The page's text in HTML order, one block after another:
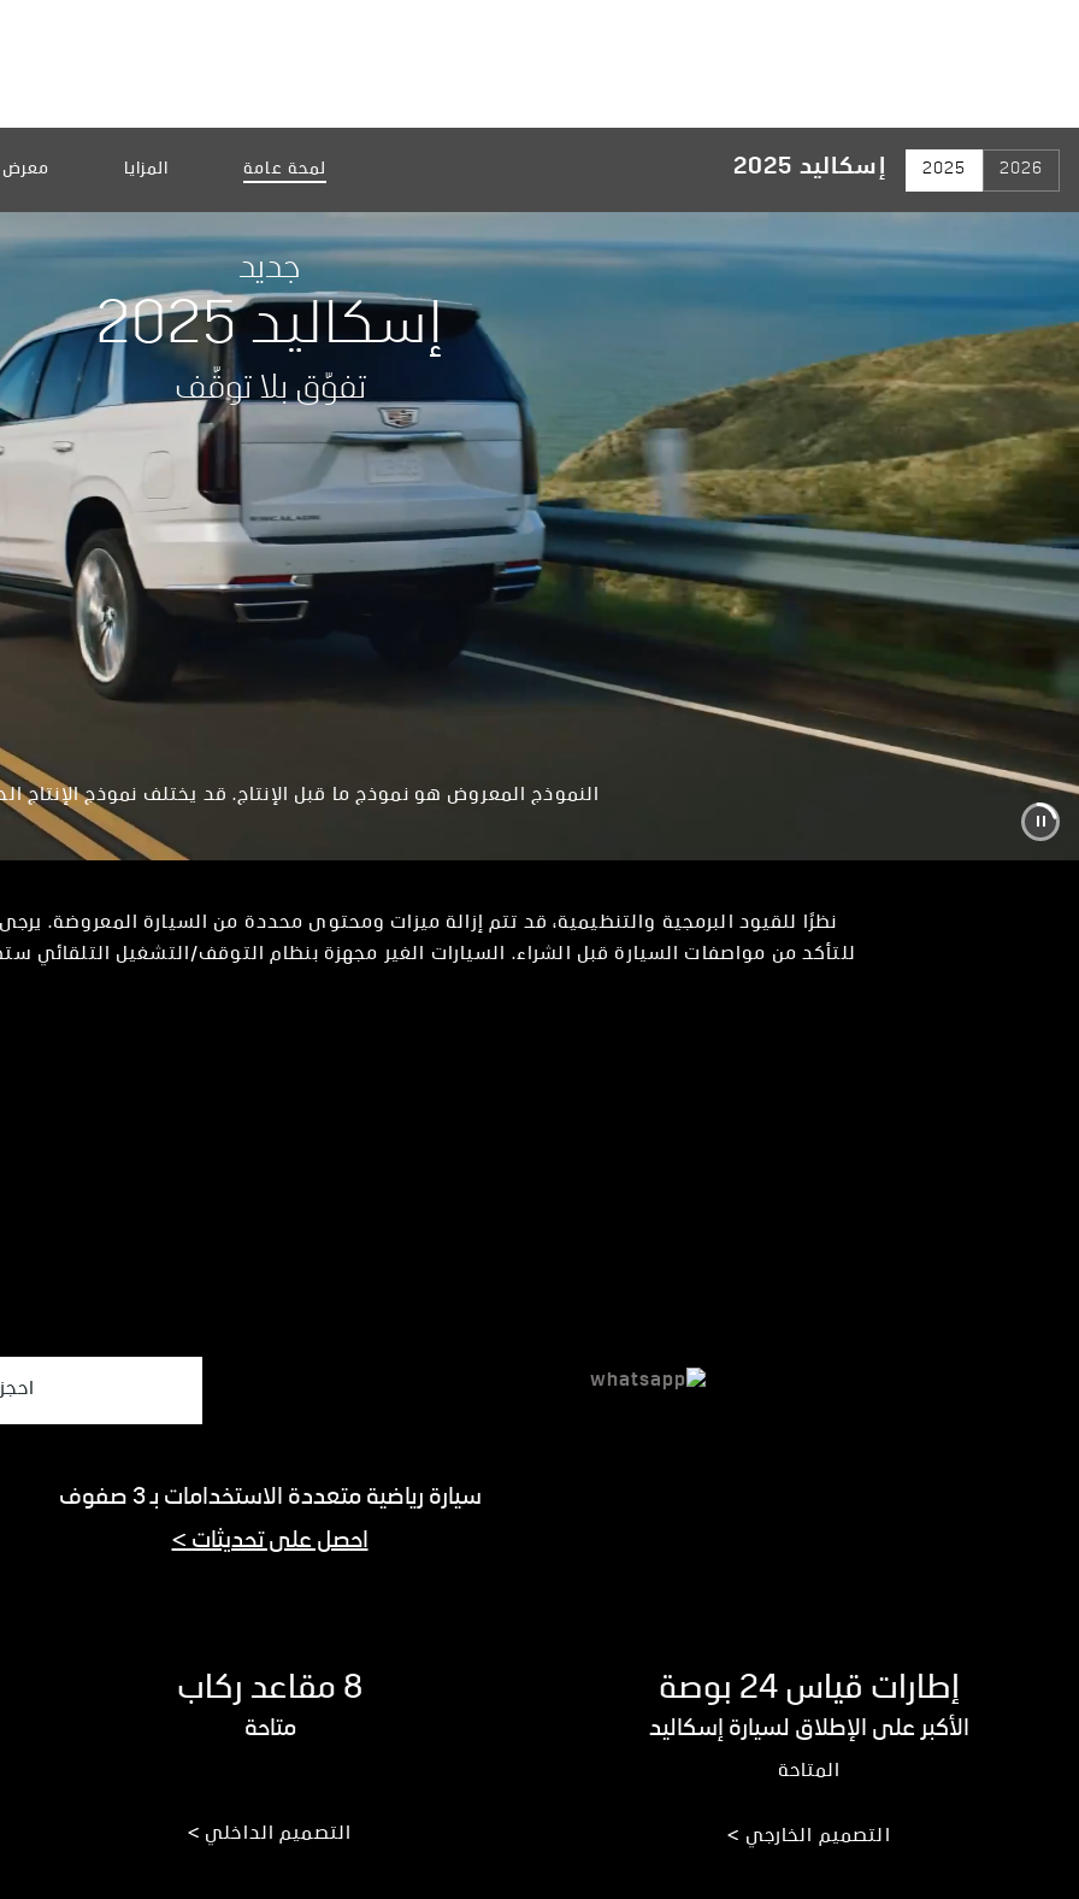
2026
2025 إسكاليد 2025 لمحة عامة المزايا معرض
جديد
إسكاليد 2025
تفوّق بلا توقّف
النموذج المعروض هو نموذج ما قبل الإنتاج. قد يختلف نموذج الإنتاج
نظرًا للقيود البرمجية والتنظيمية، قد تتم إزالة ميزات ومحتوى محددة من السيارة المعروضة.
للتأكد من مواصفات السيارة قبل الشراء. السيارات الغير مجهزة بنظام التوقف/التشغيل
سيارة رياضية متعددة الاستخدامات بـ 3 صفوف
احصل على تحديثات >
إطارات قياس 24 بوصة
الأكبر على الإطلاق لسيارة إسكاليد
المتاحة
التصميم الخارجي >
8 مقاعد ركاب
متاحة
التصميم الداخلي >